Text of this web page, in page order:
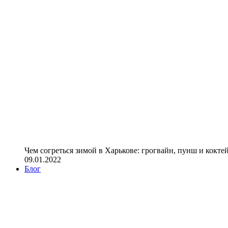
Чем согреться зимой в Харькове: грогвайн, пунш и
09.01.2022
Блог